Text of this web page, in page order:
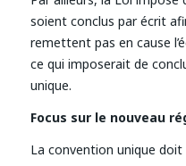
soient conclus par écrit
remettent pas en cause
ce qui imposerait de
unique.
Focus sur le nouveau
La convention unique doit